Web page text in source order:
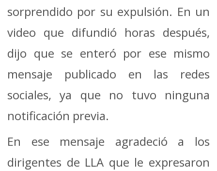
sorprendido por su expulsión. En un
video que difundió horas después,
dijo que se enteró por ese mismo
mensaje publicado en las redes
sociales, ya que no tuvo ninguna
notificación previa.
En ese mensaje agradeció a los
dirigentes de LLA que le expresaron